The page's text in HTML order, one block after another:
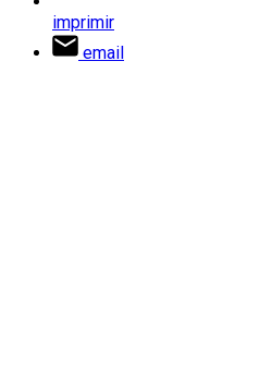
imprimir
email